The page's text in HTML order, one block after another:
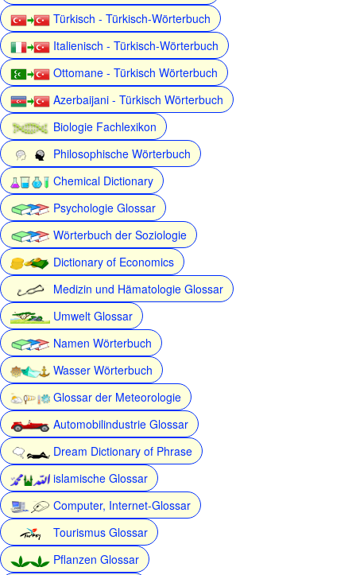
Türkisch - Türkisch-Wörterbuch
Italienisch - Türkisch-Wörterbuch
Ottomane - Türkisch Wörterbuch
Azerbaijani - Türkisch Wörterbuch
Biologie Fachlexikon
Philosophische Wörterbuch
Chemical Dictionary
Psychologie Glossar
Wörterbuch der Soziologie
Dictionary of Economics
Medizin und Hämatologie Glossar
Umwelt Glossar
Namen Wörterbuch
Wasser Wörterbuch
Glossar der Meteorologie
Automobilindustrie Glossar
Dream Dictionary of Phrase
islamische Glossar
Computer, Internet-Glossar
Tourismus Glossar
Pflanzen Glossar